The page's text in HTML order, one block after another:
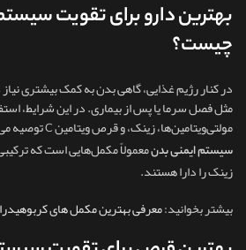
بهترین دارو برای تقویت
چیست؟
در کنار رژیم غذایی، گاهی بدن به کمک بیشتری
مثل فصل سرما یا پس از بیماری. در این شرایط،
مولتی‌ویتامین‌ها، زینک، و قرص ویتامین C توصیه می‌شود.
سیستم ایمنی بدن
زینک را دارا هستند.
بیشتر بخوانید:معرفی بهترین مکمل های